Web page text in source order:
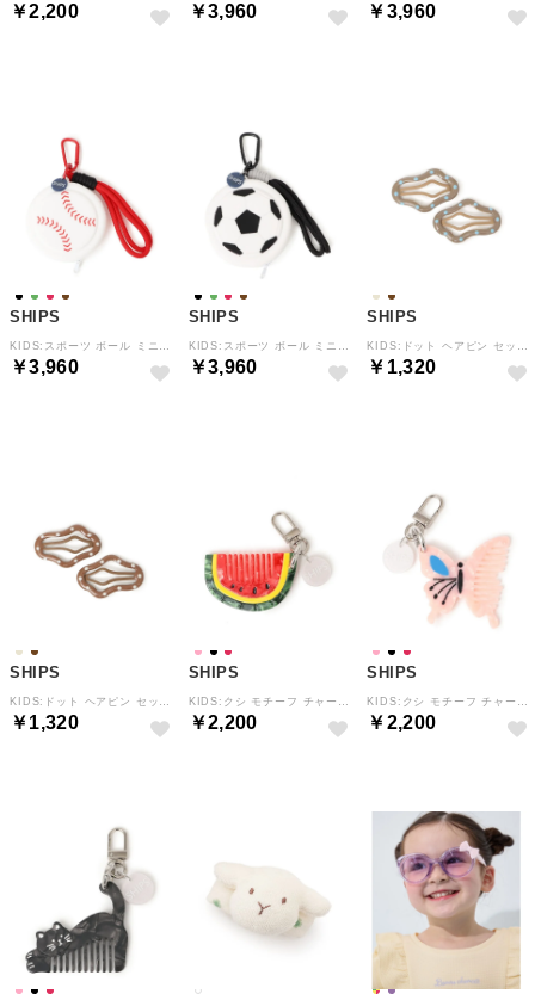
￥2,200 ￥3,960 ￥3,960
SHIPS
￥3,960
SHIPS
￥3,960
SHIPS
￥1,320
SHIPS
￥1,320
SHIPS
￥2,200
SHIPS
￥2,200